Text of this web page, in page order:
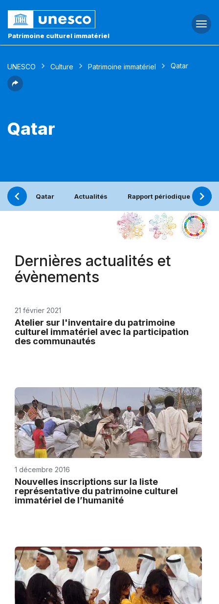
Patrimoine culturel immatériel
UNESCO Culture Patrimoine immatériel Qatar
Qatar
Qatar Actualités Rapport périodique
Dernières actualités et
évènements
21 février 2021
Atelier sur l'inventaire du patrimoine
culturel immatériel avec la participation
des communautés
1 décembre 2016
Nouvelles inscriptions sur la liste
représentative du patrimoine culturel
immatériel de l’humanité